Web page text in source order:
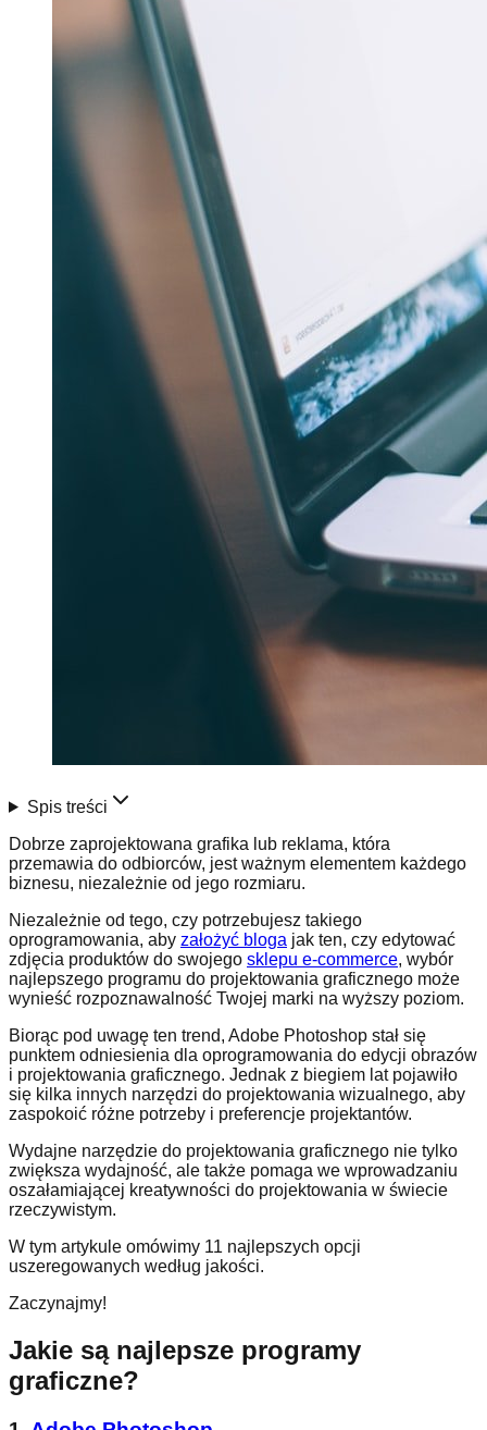
Spis treści
Dobrze zaprojektowana grafika lub reklama, która
przemawia do odbiorców, jest ważnym elementem każdego
biznesu, niezależnie od jego rozmiaru.
Niezależnie od tego, czy potrzebujesz takiego
oprogramowania, aby założyć bloga jak ten, czy edytować
zdjęcia produktów do swojego sklepu e-commerce, wybór
najlepszego programu do projektowania graficznego może
wynieść rozpoznawalność Twojej marki na wyższy poziom.
Biorąc pod uwagę ten trend, Adobe Photoshop stał się
punktem odniesienia dla oprogramowania do edycji obrazów
i projektowania graficznego. Jednak z biegiem lat pojawiło
się kilka innych narzędzi do projektowania wizualnego, aby
zaspokoić różne potrzeby i preferencje projektantów.
Wydajne narzędzie do projektowania graficznego nie tylko
zwiększa wydajność, ale także pomaga we wprowadzaniu
oszałamiającej kreatywności do projektowania w świecie
rzeczywistym.
W tym artykule omówimy 11 najlepszych opcji
uszeregowanych według jakości.
Zaczynajmy!
Jakie są najlepsze programy
graficzne?